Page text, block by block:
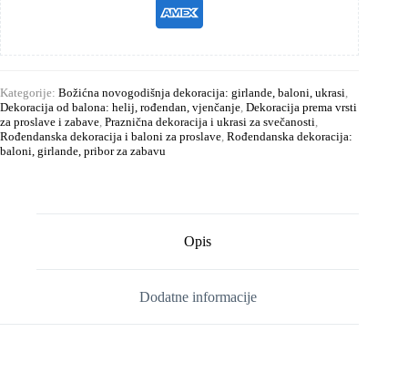
Kategorije: Božićna novogodišnja dekoracija: girlande, baloni, ukrasi,
Dekoracija od balona: helij, rođendan, vjenčanje, Dekoracija prema vrsti
za proslave i zabave, Praznična dekoracija i ukrasi za svečanosti,
Rođendanska dekoracija i baloni za proslave, Rođendanska dekoracija:
baloni, girlande, pribor za zabavu
Opis
Dodatne informacije